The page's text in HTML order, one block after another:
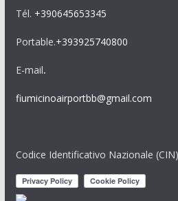
Tél. +390645653345
Portable.+393925740800
E-mail.
fiumicinoairportbb@gmail.com
Codice Identificativo Nazionale